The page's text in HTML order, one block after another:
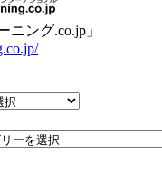
ニング.co.jp」